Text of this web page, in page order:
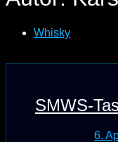
Whisky
SMWS-
6.